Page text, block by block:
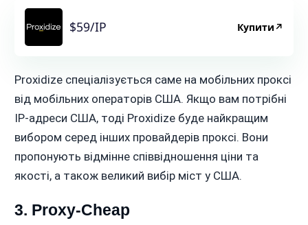
$59/IP Купити ↗
Proxidize спеціалізується саме на мобільних проксі
від мобільних операторів США. Якщо вам потрібні
IP-адреси США, тоді Proxidize буде найкращим
вибором серед інших провайдерів проксі. Вони
пропонують відмінне співвідношення ціни та
якості, а також великий вибір міст у США.
3. Proxy-Cheap